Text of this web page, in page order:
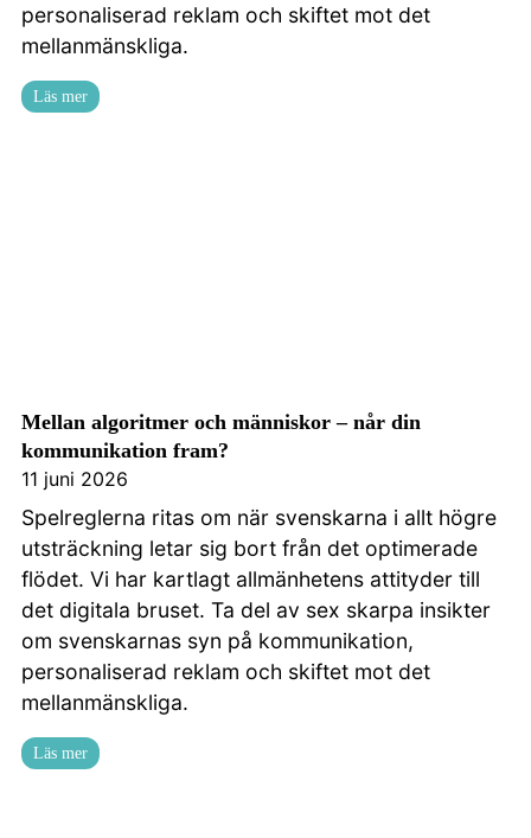
personaliserad reklam och skiftet mot det
mellanmänskliga.
Läs mer
Mellan algoritmer och människor – når din
kommunikation fram?
11 juni 2026
Spelreglerna ritas om när svenskarna i allt högre
utsträckning letar sig bort från det optimerade
flödet. Vi har kartlagt allmänhetens attityder till
det digitala bruset. Ta del av sex skarpa insikter
om svenskarnas syn på kommunikation,
personaliserad reklam och skiftet mot det
mellanmänskliga.
Läs mer